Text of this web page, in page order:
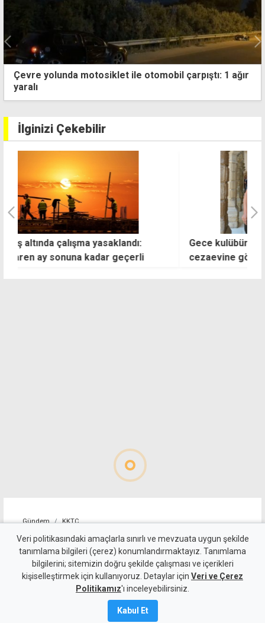
Metehan bölgesinde çıkan yangın büyük hasara yol
açtı
İlginizi Çekebilir
Gece kulübündeki bıçaklı saldırı zanlısı müdür
cezaevine gönderildi
Gündem KKTC
10 kişi kalan Beşiktaş'tan
altın değerinde galibiyet
Veri politikasındaki amaçlarla sınırlı ve mevzuata uygun şekilde
tanımlama bilgileri (çerez) konumlandırmaktayız. Tanımlama
bilgilerini; sitemizin doğru şekilde çalışması ve içerikleri
kişiselleştirmek için kullanıyoruz. Detaylar için Veri ve Çerez
Politikamız'ı inceleyebilirsiniz.
Kabul Et